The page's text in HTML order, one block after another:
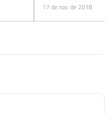
17 de nov. de 2018